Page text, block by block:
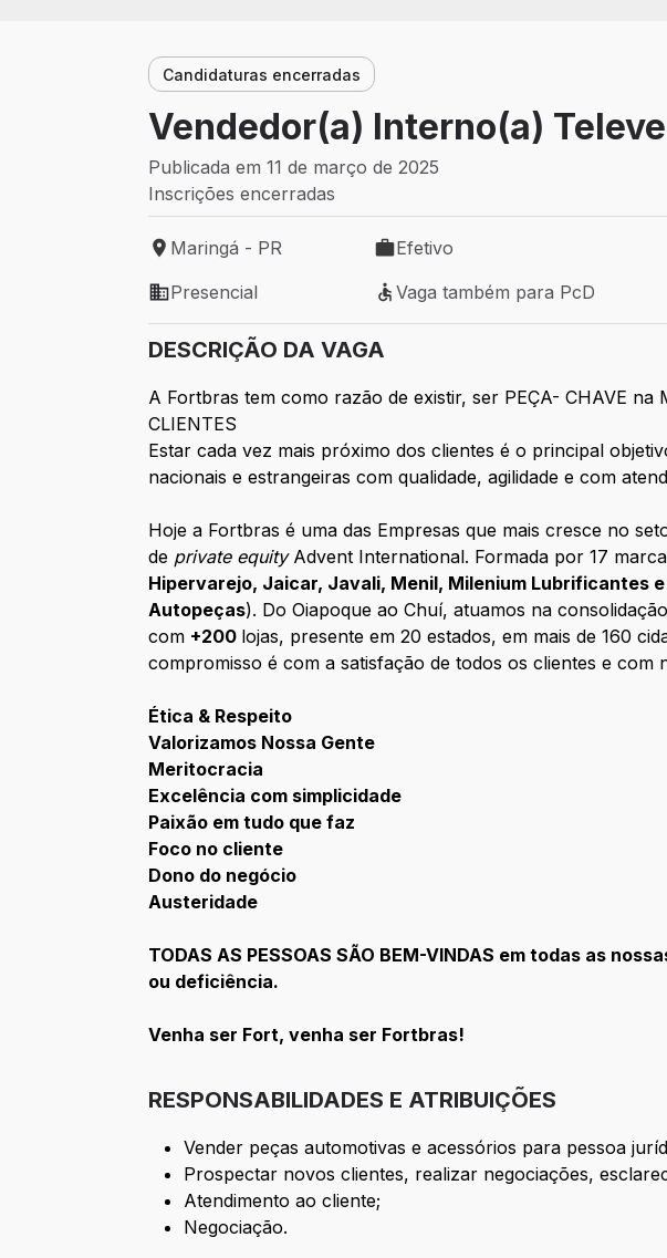
Candidaturas encerradas
Vendedor(a) Interno(a)
Publicada em 11 de março de 2025
Inscrições encerradas
Local de trabalho: Maringá - PR
Maringá - PR
Tipo de vaga: Efetivo
Efetivo
Modelo de trabalho: Presencial
Presencial
Vaga também para PcD
Vaga também para PcD
DESCRIÇÃO DA VAGA
A Fortbras tem como razão de existir, ser PEÇA- CHAVE na
CLIENTES
Estar cada vez mais próximo dos clientes é o principal
nacionais e estrangeiras com qualidade, agilidade e com
Hoje a Fortbras é uma das Empresas que mais cresce no
de private equityAdvent International. Formada por 17
Hipervarejo, Jaicar, Javali, Menil, Milenium Lubrificantes
Autopeças). Do Oiapoque ao Chuí, atuamos na
com +200 lojas, presente em 20 estados, em mais de 160
compromisso é com a satisfação de todos os clientes e
Ética & Respeito
Valorizamos Nossa Gente
Meritocracia
Excelência com simplicidade
Paixão em tudo que faz
Foco no cliente
Dono do negócio
Austeridade
TODAS AS PESSOAS SÃO BEM-VINDAS em todas as
ou deficiência.
Venha ser Fort, venha ser Fortbras!
RESPONSABILIDADES E ATRIBUIÇÕES
Vender peças automotivas e acessórios para pessoa
Prospectar novos clientes, realizar negociações,
Atendimento ao cliente;
Negociação.